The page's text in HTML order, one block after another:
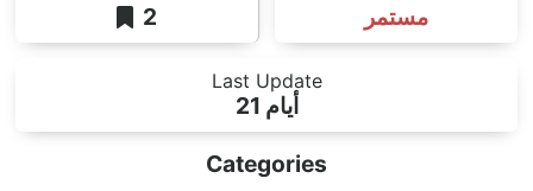
2 مستمر
Last Update
21 أيام
Categories